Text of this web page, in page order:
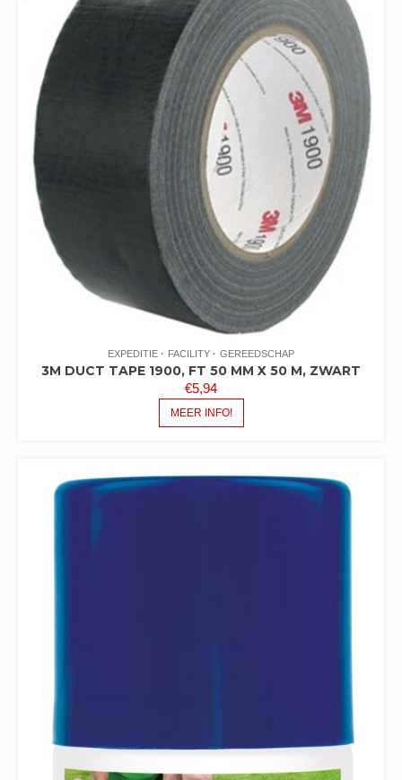
EXPEDITIE FACILITY GEREEDSCHAP
3M DUCT TAPE 1900, FT 50 MM X 50 M, ZWART
€5,94
MEER INFO!